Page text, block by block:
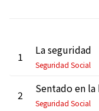
1 La seguridad
Seguridad Social
2
Seguridad Social